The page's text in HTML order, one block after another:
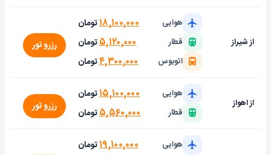
از شیراز
هوایی ۱۸,۱۰۰,۰۰۰تومان
قطار ۵,۱۲۰,۰۰۰تومان
اتوبوس ۴,۳۰۰,۰۰۰تومان
رزرو تور
از اهواز
هوایی ۱۵,۱۰۰,۰۰۰تومان
قطار ۵,۵۶۰,۰۰۰تومان رزرو تور
هوایی ۱۹,۱۰۰,۰۰۰تومان